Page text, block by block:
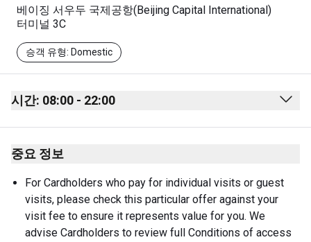
베이징 서우두 국제공항(Beijing Capital International)
터미널 3C
승객 유형: Domestic
시간: 08:00 - 22:00
Monday 08:00 - 22:00
Tuesday
Wednesday 08:00 - 22:00
Thursday 08:00 - 22:00
Friday 08:00 - 22:00
중요 정보
For Cardholders who pay for individual visits or guest
visits, please check this particular offer against your
visit fee to ensure it represents value for you. We
advise Cardholders to review full Conditions of access